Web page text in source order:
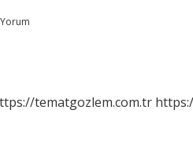
tematgozlem.com.tr